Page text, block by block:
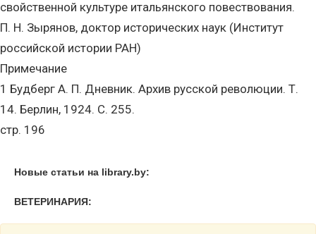
свойственной культуре итальянского повествования.
П. Н. Зырянов, доктор исторических наук (Институт
российской истории РАН)
Примечание
1 Будберг А. П. Дневник. Архив русской революции. Т.
14. Берлин, 1924. С. 255.
стр. 196
Новые статьи на library.by:
ВЕТЕРИНАРИЯ: